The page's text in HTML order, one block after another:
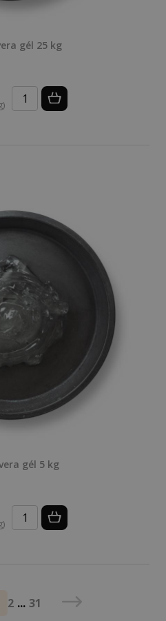
gél 25 kg
gél 5 kg
2 ... 31